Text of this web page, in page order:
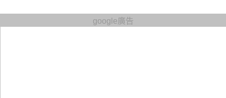
google廣告